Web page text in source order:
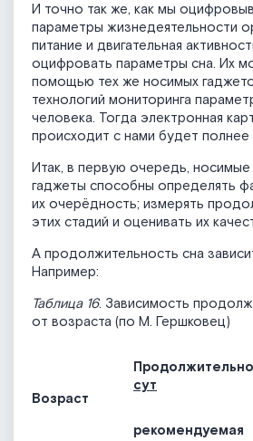
И точно так же, как мы
параметры жизнедеятельности
питание и двигательная
оцифровать параметры сна. Их
помощью тех же носимых
технологий мониторинга
человека. Тогда электронная
происходит с нами будет полнее
Итак, в первую очередь,
гаджеты способны определять
их очерёдность; измерять
этих стадий и оценивать их
А продолжительность сна
Например:
Таблица 16. Зависимость
от возраста (по М. Гершковец)
Возраст
сут
рекомендуемая